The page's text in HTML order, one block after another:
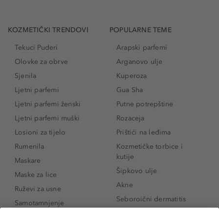
KOZMETIČKI TRENDOVI
Tekuci Puderi
Olovke za obrve
Sjenila
Ljetni parfemi
Ljetni parfemi ženski
Ljetni parfemi muški
Losioni za tijelo
Rumenila
Maskare
Maske za lice
Ruževi za usne
Samotamnjenje
POPULARNE TEME
Arapski parfemi
Arganovo ulje
Kuperoza
Gua Sha
Putne potrepštine
Rozaceja
Prištići na leđima
Kozmetičke torbice i
kutije
Šipkovo ulje
Akne
Seboroični dermatitis